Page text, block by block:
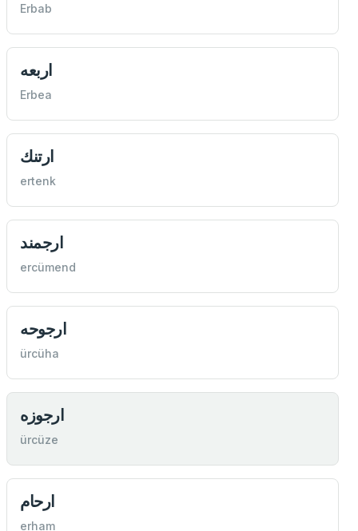
Erbab
اربعه
Erbea
ارتنك
ertenk
ارجمند
ercümend
ارجوحه
ürcüha
ارجوزه
ürcüze
ارحام
erham